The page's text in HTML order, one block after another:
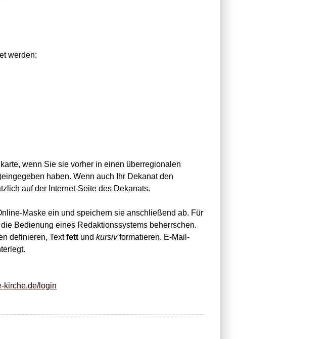
werden:
wenn Sie sie vorher in einen überregionalen
haben. Wenn auch Ihr Dekanat den
auf der Internet-Seite des Dekanats.
Maske ein und speichern sie anschließend ab. Für
Bedienung eines Redaktionssystems beherrschen.
definieren, Textfett und kursivformatieren. E-Mail-
kirche.de/login